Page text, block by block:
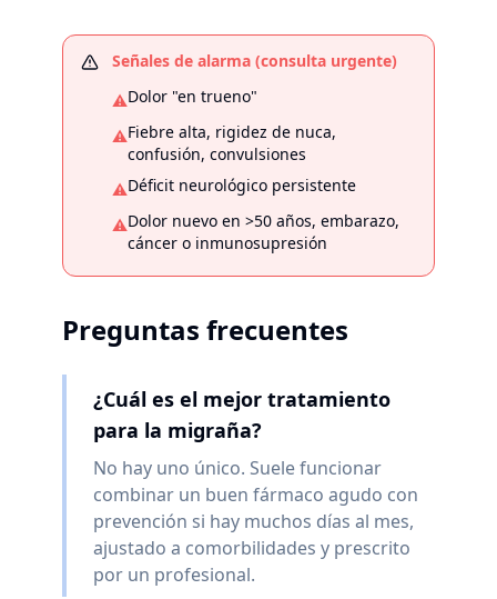
Señales de alarma (consulta urgente)
⚠️Dolor "en trueno"
⚠️Fiebre alta, rigidez de nuca,
confusión, convulsiones
⚠️Déficit neurológico persistente
⚠️Dolor nuevo en >50 años, embarazo,
cáncer o inmunosupresión
Preguntas frecuentes
¿Cuál es el mejor tratamiento
para la migraña?
No hay uno único. Suele funcionar
combinar un buen fármaco agudo con
prevención si hay muchos días al mes,
ajustado a comorbilidades y prescrito
por un profesional.